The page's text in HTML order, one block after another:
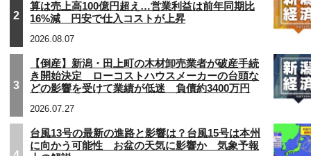
2
算は売上高100億円超え…営業利益は前年同期比
16%減 円安で仕入コストが上昇
2026.08.07
3
【倒産】新潟・田上町の木材卸売業者が破産手続
き開始決定 ローコストハウスメーカーの台頭な
どの影響を受けて業績が低迷 負債約3400万円
2026.07.27
台風13号の最新の進路と影響は？台風15号は本州
に向かう可能性 お盆の天気に影響か 気象予報